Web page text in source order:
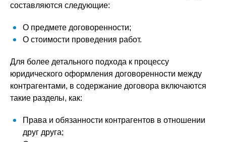
составляются следующие:
О предмете договоренности;
О стоимости проведения работ.
Для более детального подхода к процессу
юридического оформления договоренности между
контрагентами, в содержание договора включаются
такие разделы, как:
Права и обязанности контрагентов в отношении
друг друга;